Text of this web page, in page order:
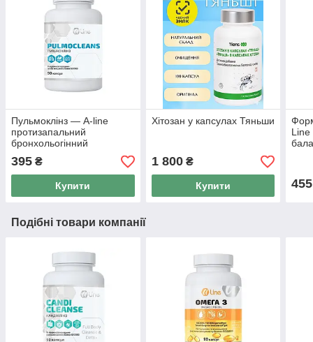
Пульмоклінз — A-line
протизапальний
бронхольогінний
395 ₴
Купити
Хітозан у капсулах Тяньши
1 800₴
Купити
Line
455
Подібні товари компанії